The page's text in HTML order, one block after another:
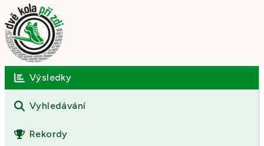
Úvod
O závodě
Výsledky
Výsledky
Vyhledávání
Rekordy